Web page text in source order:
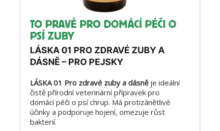
TO PRAVÉ PRO DOMÁCÍ PÉČI O
PSÍ ZUBY
LÁSKA 01 PRO ZDRAVÉ ZUBY A
DÁSNĚ – PRO PEJSKY
LÁSKA 01 Pro zdravé zuby a dásněje ideální
čistě přírodní veterinární přípravek pro
domácí péči o psí chrup. Má protizánětlivé
účinky a podporuje hojení, omezuje růst
bakterií.